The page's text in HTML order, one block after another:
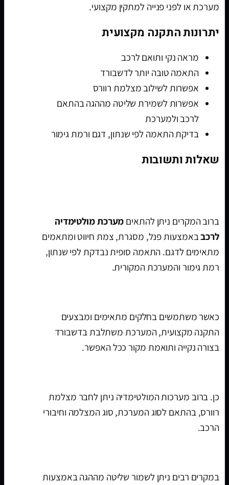
מערכת או לפני פנייה למתקין מקצועי.
יתרונות התקנה מקצועית
מראה נקי ותואם לרכב
התאמה טובה יותר לדשבורד
אפשרות לשילוב מצלמת רוורס
אפשרות לשמירת שליטה מההגה בהתאם
לרכב ולמערכת
בדיקת התאמה לפי שנתון, דגם ורמת גימור
שאלות ותשובות
ברוב המקרים ניתן להתאים מערכת מולטימדיה
לרכבבאמצעות פנל, מסגרת, צמת חיווט ומתאמים
מתאימים לדגם. התאמה סופית נבדקת לפי שנתון,
רמת גימור והמערכת המקורית.
כאשר משתמשים בחלקים מתאימים ומבצעים
התקנה מקצועית, המערכת משתלבת בדשבורד
בצורה נקייה ותואמת מקור ככל האפשר.
כן. ברוב מערכות המולטימדיה ניתן לחבר מצלמת
רוורס, בהתאם לסוג המערכת, סוג המצלמה וחיבורי
הרכב.
במקרים רבים ניתן לשמור שליטה מההגה באמצעות